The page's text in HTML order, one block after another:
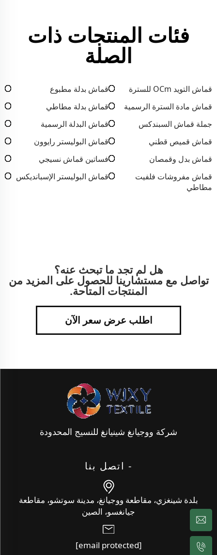
فئات المنتجات ذات
الصلة
قماش التويد OCm للسترة
قماش بدلة مطبوع
قماش مادة السترة الرسمية
قماش بدلة مطاطي
جملة قماش السبندكس
قماش البدلة الرسمية
قماش قميص قطني
قماش البوليستر رايوون
قماش بدل وقمصان
فساتين قماش نسيجي
قماش مفروشات فلفيت
مطاطي
قماش البوليستر الإسبانديكس
هل لم تجد ما تبحث عنه؟
تواصل مع مستشارينا للحصول على المزيد من
المنتجات المتاحة.
اطلب عرض سعر الآن
شركة ووجيانغ شينيانغ للنسيج المحدودة
- اتصل بنا
بلدة شينغزي، مقاطعة ووجيانغ، مدينة سوتشو، مقاطعة
جيانغسو، الصين
[email protected]